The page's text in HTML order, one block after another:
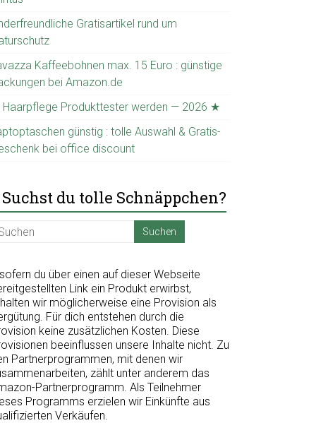
Gratisartikel rund um
Kaffeebohnen max. 15 Euro : günstige
bei Amazon.de
Produkttester werden — 2026 ★
günstig : tolle Auswahl & Gratis-
bei office discount
Suchst du tolle Schnäppchen?
du über einen auf dieser Webseite
Link ein Produkt erwirbst,
wir möglicherweise eine Provision als
Für dich entstehen durch die
keine zusätzlichen Kosten. Diese
beeinflussen unsere Inhalte nicht. Zu
Partnerprogrammen, mit denen wir
zählt unter anderem das
Partnerprogramm. Als Teilnehmer
Programms erzielen wir Einkünfte aus
Verkäufen.